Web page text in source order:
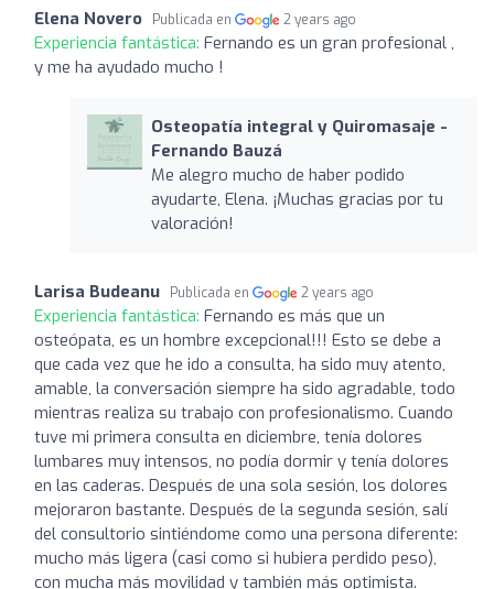
Elena Novero Publicada en 2 years ago
Experiencia fantástica: Fernando es un gran profesional ,
y me ha ayudado mucho !
Osteopatía integral y Quiromasaje -
Fernando Bauzá
Me alegro mucho de haber podido
ayudarte, Elena. ¡Muchas gracias por tu
valoración!
Larisa Budeanu Publicada en 2 years ago
Experiencia fantástica: Fernando es más que un
osteópata, es un hombre excepcional!!! Esto se debe a
que cada vez que he ido a consulta, ha sido muy atento,
amable, la conversación siempre ha sido agradable, todo
mientras realiza su trabajo con profesionalismo. Cuando
tuve mi primera consulta en diciembre, tenía dolores
lumbares muy intensos, no podía dormir y tenía dolores
en las caderas. Después de una sola sesión, los dolores
mejoraron bastante. Después de la segunda sesión, salí
del consultorio sintiéndome como una persona diferente:
mucho más ligera (casi como si hubiera perdido peso),
con mucha más movilidad y también más optimista.